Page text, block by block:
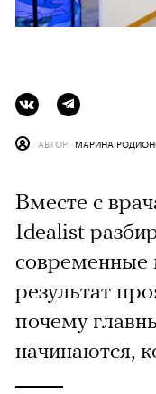
АВТОР МАРИНА
Вместе с
Idealist
современные
результат
почему
начинаются,